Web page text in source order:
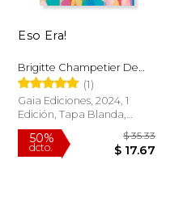
Eso Era!
Brigitte Champetier De
Ribes
(1)
Gaia Ediciones, 2024, 1
Edición, Tapa Blanda,
Nuevo